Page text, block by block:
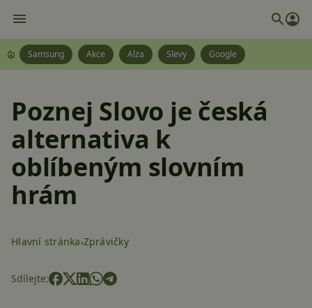
Samsung Akce Alza Slevy Google
Poznej Slovo je česká
alternativa k
oblíbeným slovním
hrám
Hlavní stránka Zprávičky
Sdílejte: